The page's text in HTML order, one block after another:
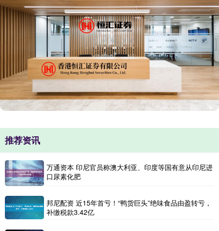
推荐资讯
万通资本 印尼官员称澳大利亚、印度等国有意从印尼进
口尿素化肥
邦尼配资 近15年首亏！“鸭货巨头”绝味食品由盈转亏，
补缴税款3.42亿